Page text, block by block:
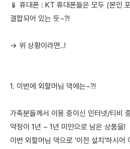
📱 휴대폰 : KT 휴대폰들은 모두 (본인
결합되어 있는 듯~?!
→ 위 상황이라면..!
1. 이번에 외할머님 댁에는~?!
가족분들께서 이용 중이신 인터넷/티비
약정이 1년 ~ 1년 미만으로 남은 상품을!
이번 외할머님 댁으로 '이전 설치'하시어